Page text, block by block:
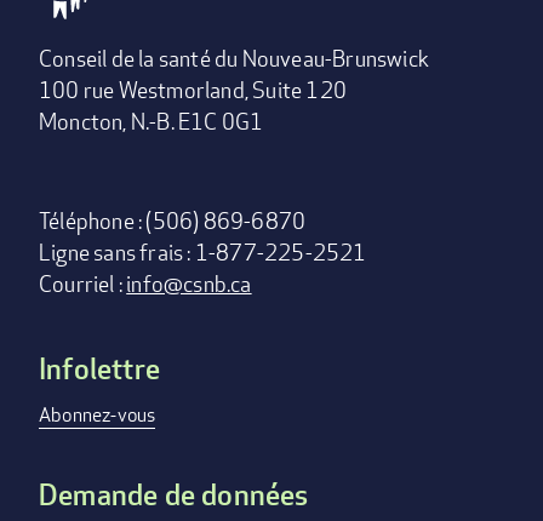
Conseil de la santé du Nouveau-Brunswick
100 rue Westmorland, Suite 120
Moncton, N.-B. E1C 0G1
Téléphone : (506) 869-6870
Ligne sans frais : 1-877-225-2521
Courriel :info@csnb.ca
Footer
menu
Infolettre
Abonnez-vous
Demande de données